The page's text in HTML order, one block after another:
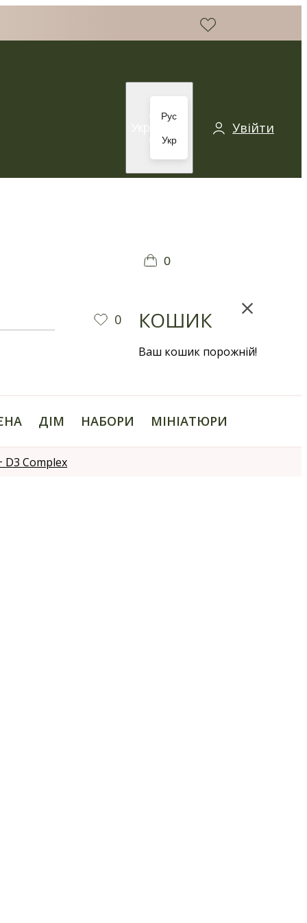
Рус
Укр
Увійти
0
0
КОШИК
Ваш кошик порожній!
ДІМ НАБОРИ МІНІАТЮРИ
D3 Complex